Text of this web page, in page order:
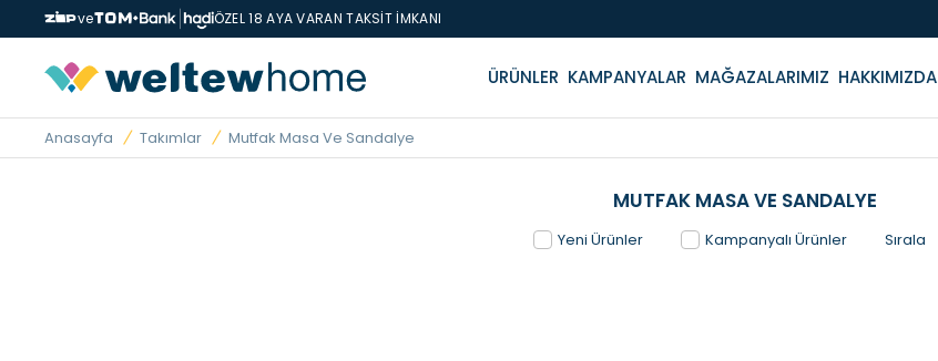
ve ÖZEL 18 AYA VARAN TAKSİT İMKANI
ÜRÜNLER KAMPANYALAR MAĞAZALARIMIZ HAKKIMIZDA
Anasayfa Takımlar Mutfak Masa Ve Sandalye
MUTFAK MASA VE SANDALYE
Yeni Ürünler Kampanyalı Ürünler Sırala